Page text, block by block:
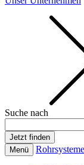
Suche nach
Menü Rohrsysteme